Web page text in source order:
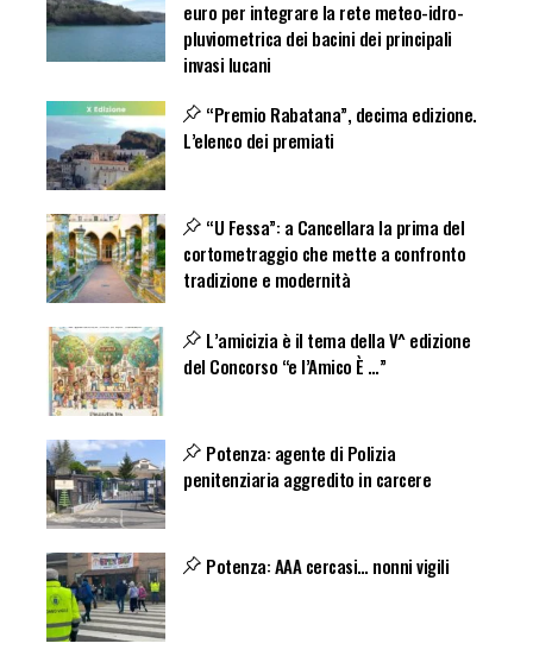
euro per integrare la rete meteo-idro-
pluviometrica dei bacini dei principali
invasi lucani
“Premio Rabatana”, decima edizione.
L’elenco dei premiati
“U Fessa”: a Cancellara la prima del
cortometraggio che mette a confronto
tradizione e modernità
L’amicizia è il tema della V^ edizione
del Concorso “e l’Amico È …”
Potenza: agente di Polizia
penitenziaria aggredito in carcere
Potenza: AAA cercasi… nonni vigili